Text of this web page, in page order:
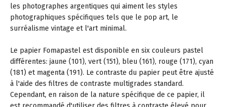
les photographes argentiques qui aiment les styles
photographiques spécifiques tels que le pop art, le
surréalisme vintage et l'art minimal.
Le papier Fomapastel est disponible en six couleurs pastel
différentes: jaune (101), vert (151), bleu (161), rouge (171), cyan
(181) et magenta (191). Le contraste du papier peut être ajusté
à l'aide des filtres de contraste multigrades standard.
Cependant, en raison de la nature spécifique de ce papier, il